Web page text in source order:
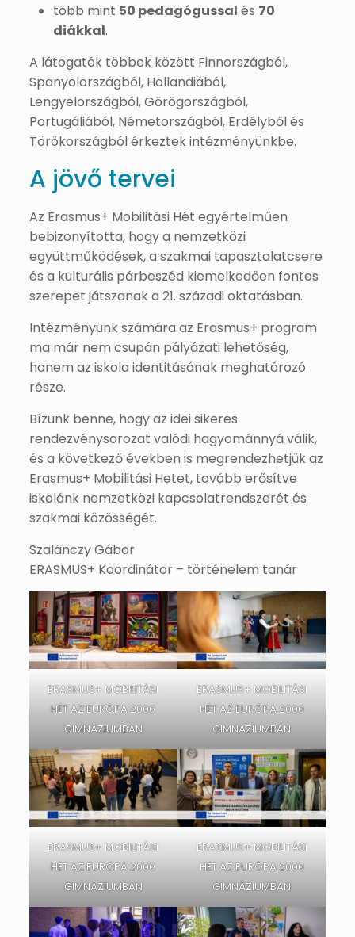
több mint 50 pedagógussal és 70
diákkal.
A látogatók többek között Finnországból,
Spanyolországból, Hollandiából,
Lengyelországból, Görögországból,
Portugáliából, Németországból, Erdélyből és
Törökországból érkeztek intézményünkbe.
A jövő tervei
Az Erasmus+ Mobilitási Hét egyértelműen
bebizonyította, hogy a nemzetközi
együttműködések, a szakmai tapasztalatcsere
és a kulturális párbeszéd kiemelkedően fontos
szerepet játszanak a 21. századi oktatásban.
Intézményünk számára az Erasmus+ program
ma már nem csupán pályázati lehetőség,
hanem az iskola identitásának meghatározó
része.
Bízunk benne, hogy az idei sikeres
rendezvénysorozat valódi hagyománnyá válik,
és a következő években is megrendezhetjük az
Erasmus+ Mobilitási Hetet, tovább erősítve
iskolánk nemzetközi kapcsolatrendszerét és
szakmai közösségét.
Szalánczy Gábor
ERASMUS+ Koordinátor – történelem tanár
ERASMUS+ MOBILITÁSI
HÉT AZ EURÓPA 2000
GIMNÁZIUMBAN
ERASMUS+ MOBILITÁSI
HÉT AZ EURÓPA 2000
GIMNÁZIUMBAN
ERASMUS+ MOBILITÁSI
HÉT AZ EURÓPA 2000
GIMNÁZIUMBAN
ERASMUS+ MOBILITÁSI
HÉT AZ EURÓPA 2000
GIMNÁZIUMBAN